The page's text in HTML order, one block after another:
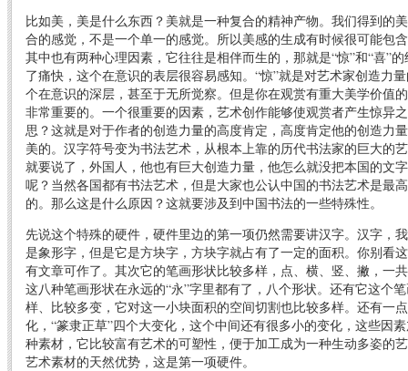
比如美，美是什么东西？美就是一种复合的精神产物。我们得到的
合的感觉，不是一个单一的感觉。所以美感的生成有时候很可能包
其中也有两种心理因素，它往往是相伴而生的，那就是“惊”和“喜”
了痛快，这个在意识的表层很容易感知。“惊”就是对艺术家创造力
个在意识的深层，甚至于无所觉察。但是你在观赏有重大美学价值
非常重要的。一个很重要的因素，艺术创作能够使观赏者产生惊异
思？这就是对于作者的创造力量的高度肯定，高度肯定他的创造力
美的。汉字符号变为书法艺术，从根本上靠的历代书法家的巨大的
就要说了，外国人，他也有巨大创造力量，他怎么就没把本国的文
呢？当然各国都有书法艺术，但是大家也公认中国的书法艺术是最
的。那么这是什么原因？这就要涉及到中国书法的一些特殊性。
先说这个特殊的硬件，硬件里边的第一项仍然需要讲汉字。汉字，
是象形字，但是它是方块字，方块字就占有了一定的面积。你别看
有文章可作了。其次它的笔画形状比较多样，点、横、竖、撇，一
这八种笔画形状在永远的“永”字里都有了，八个形状。还有它这个
样、比较多变，它对这一小块面积的空间切割也比较多样。还有一
化，“篆隶正草”四个大变化，这个中间还有很多小的变化，这些因
种素材，它比较富有艺术的可塑性，便于加工成为一种生动多姿的
艺术素材的天然优势，这是第一项硬件。